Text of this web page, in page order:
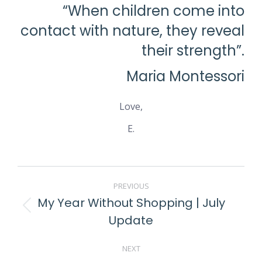
“When children come into
contact with nature, they reveal
their strength”.
Maria Montessori
Love,
E.
PREVIOUS
My Year Without Shopping | July
Update
NEXT